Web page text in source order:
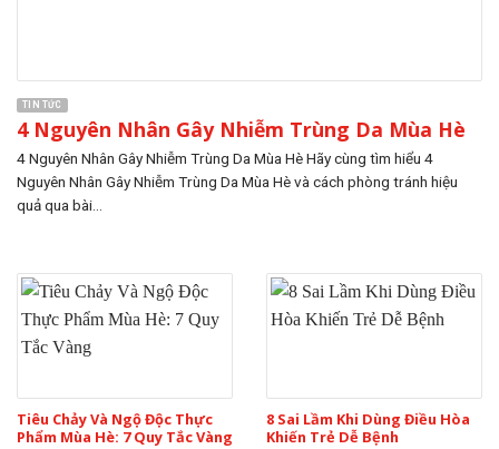
TIN TỨC
4 Nguyên Nhân Gây Nhiễm Trùng Da Mùa Hè
4 Nguyên Nhân Gây Nhiễm Trùng Da Mùa Hè Hãy cùng tìm hiểu 4
Nguyên Nhân Gây Nhiễm Trùng Da Mùa Hè và cách phòng tránh hiệu
quả qua bài...
Tiêu Chảy Và Ngộ Độc Thực
Phẩm Mùa Hè: 7 Quy Tắc Vàng
8 Sai Lầm Khi Dùng Điều Hòa
Khiến Trẻ Dễ Bệnh